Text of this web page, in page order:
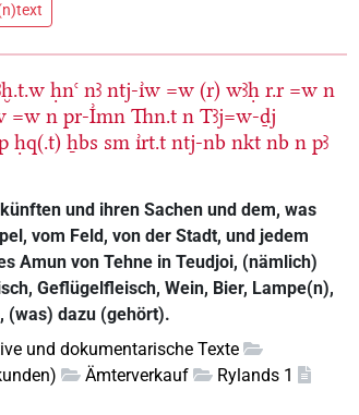
ḥnꜥ nꜣ ntj-ı͗w =w (r) wꜣḥ r.r =w n
=w n pr-I͗mn Thn.t n Tꜣj=w-ḏj
ḥq(.t) ẖbs sm ı͗rt.t ntj-nb nkt nb n pꜣ
und ihren Sachen und dem, was
vom Feld, von der Stadt, und jedem
Amun von Tehne in Teudjoi, (nämlich)
Geflügelfleisch, Wein, Bier, Lampe(n),
(was) dazu (gehört).
und dokumentarische Texte
Ämterverkauf
Rylands 1